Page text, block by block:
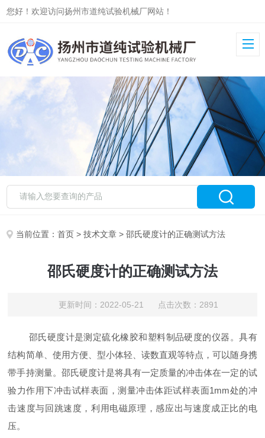
您好！欢迎访问扬州市道纯试验机械厂网站！
当前位置：首页 >技术文章 > 邵氏硬度计的正确测试方法
邵氏硬度计的正确测试方法
更新时间：2022-05-21 点击次数：2891
邵氏硬度计是测定硫化橡胶和塑料制品硬度的仪器。具有
结构简单、使用方便、型小体轻、读数直观等特点，可以随身携
带手持测量。邵氏硬度计是将具有一定质量的冲击体在一定的试
验力作用下冲击试样表面，测量冲击体距试样表面1mm处的冲
击速度与回跳速度，利用电磁原理，感应出与速度成正比的电
压。